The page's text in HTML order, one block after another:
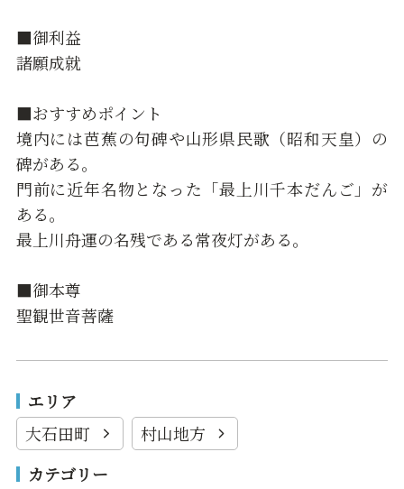
■御利益
諸願成就
■おすすめポイント
境内には芭蕉の句碑や山形県民歌（昭和天皇）の
碑がある。
門前に近年名物となった「最上川千本だんご」が
ある。
最上川舟運の名残である常夜灯がある。
■御本尊
聖観世音菩薩
エリア
大石田町
村山地方
カテゴリー